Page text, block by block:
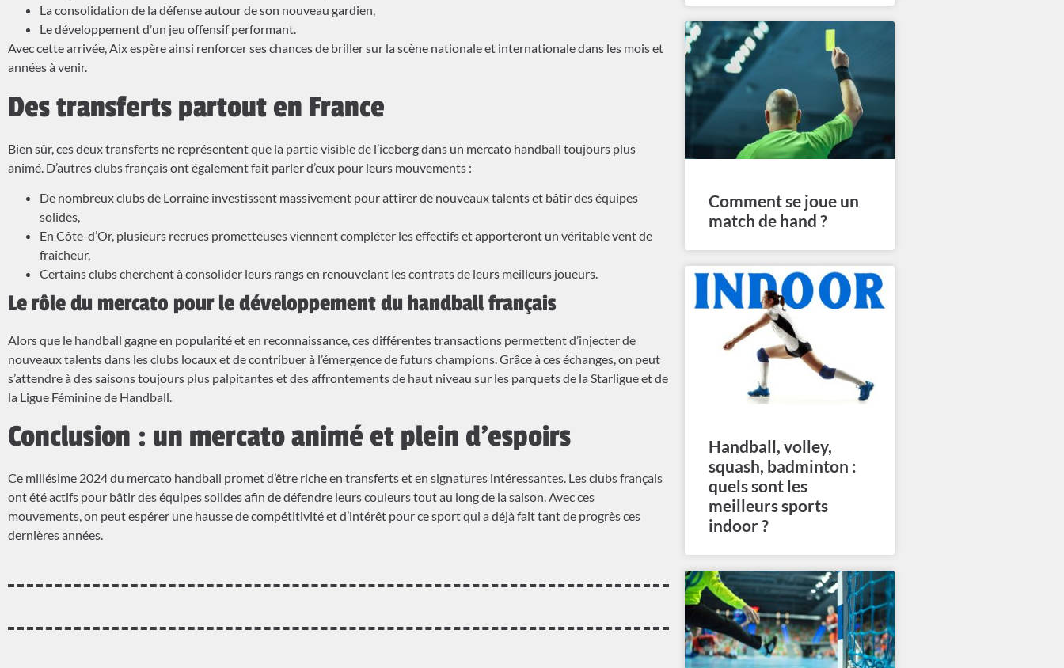
La consolidation de la défense autour de son nouveau gardien,
Le développement d’un jeu offensif performant.
Avec cette arrivée, Aix espère ainsi renforcer ses chances de briller sur la scène nationale et internationale dans les mois et
années à venir.
Des transferts partout en France
Bien sûr, ces deux transferts ne représentent que la partie visible de l’iceberg dans un mercato handball toujours plus
animé. D’autres clubs français ont également fait parler d’eux pour leurs mouvements :
De nombreux clubs de Lorraine investissent massivement pour attirer de nouveaux talents et bâtir des équipes
solides,
En Côte-d’Or, plusieurs recrues prometteuses viennent compléter les effectifs et apporteront un véritable vent de
fraîcheur,
Certains clubs cherchent à consolider leurs rangs en renouvelant les contrats de leurs meilleurs joueurs.
Le rôle du mercato pour le développement du handball français
Alors que le handball gagne en popularité et en reconnaissance, ces différentes transactions permettent d’injecter de
nouveaux talents dans les clubs locaux et de contribuer à l’émergence de futurs champions. Grâce à ces échanges, on peut
s’attendre à des saisons toujours plus palpitantes et des affrontements de haut niveau sur les parquets de la Starligue et de
la Ligue Féminine de Handball.
Conclusion : un mercato animé et plein d’espoirs
Ce millésime 2024 du mercato handball promet d’être riche en transferts et en signatures intéressantes. Les clubs français
ont été actifs pour bâtir des équipes solides afin de défendre leurs couleurs tout au long de la saison. Avec ces
mouvements, on peut espérer une hausse de compétitivité et d’intérêt pour ce sport qui a déjà fait tant de progrès ces
dernières années.
Comment se joue un
match de hand ?
Handball, volley,
squash, badminton :
quels sont les
meilleurs sports
indoor ?